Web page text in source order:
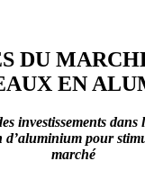
DU
EN
investissements dans
d’aluminium pour
marché